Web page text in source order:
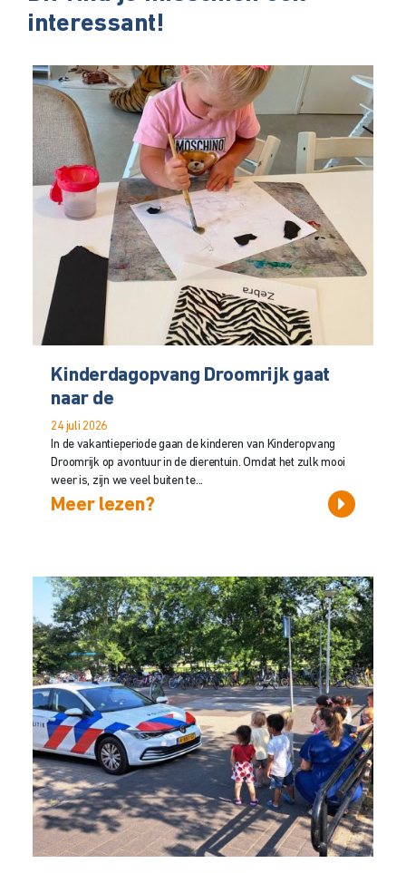
interessant!
Kinderdagopvang Droomrijk gaat
naar de
24 juli 2026
In de vakantieperiode gaan de kinderen van Kinderopvang
Droomrijk op avontuur in de dierentuin. Omdat het zulk mooi
weer is, zijn we veel buiten te...
Meer lezen?